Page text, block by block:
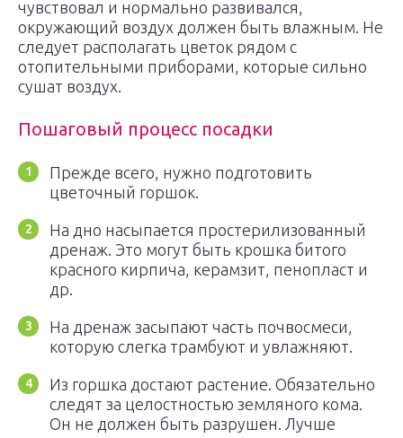
чувствовал и нормально развивался,
окружающий воздух должен быть влажным. Не
следует располагать цветок рядом с
отопительными приборами, которые сильно
сушат воздух.
Пошаговый процесс посадки
Прежде всего, нужно подготовить
цветочный горшок.
На дно насыпается простерилизованный
дренаж. Это могут быть крошка битого
красного кирпича, керамзит, пенопласт и
др.
На дренаж засыпают часть почвосмеси,
которую слегка трамбуют и увлажняют.
Из горшка достают растение. Обязательно
следят за целостностью земляного кома.
Он не должен быть разрушен. Лучше